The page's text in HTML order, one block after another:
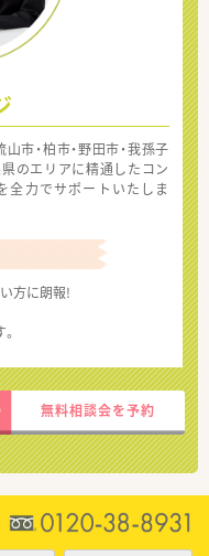
市・柏市・野田市・我孫子
県のエリアに精通したコン
全力でサポートいたしま
方に朗報!
無料相談会を予約